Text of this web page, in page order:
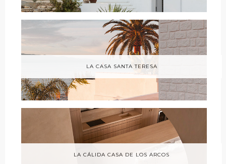
LA CASA SANTA TERESA
LA CÁLIDA CASA DE LOS ARCOS